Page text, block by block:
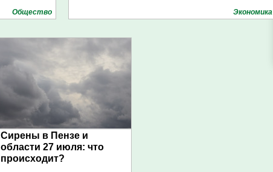
Общество Экономика
Сирены в Пензе и
области 27 июля: что
происходит?